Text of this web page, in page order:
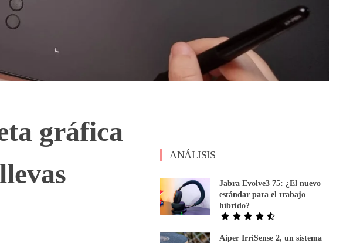
gráfica
ANÁLISIS
Jabra Evolve3 75: ¿El nuevo
estándar para el trabajo
híbrido?
Aiper IrriSense 2, un sistema